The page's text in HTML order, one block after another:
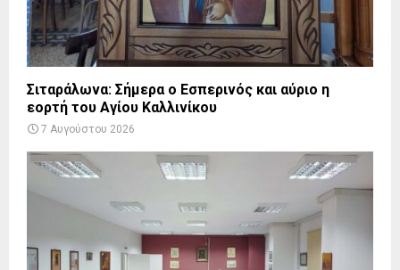
Σιταράλωνα: Σήμερα ο Εσπερινός και αύριο η
εορτή του Αγίου Καλλινίκου
7 Αυγούστου 2026